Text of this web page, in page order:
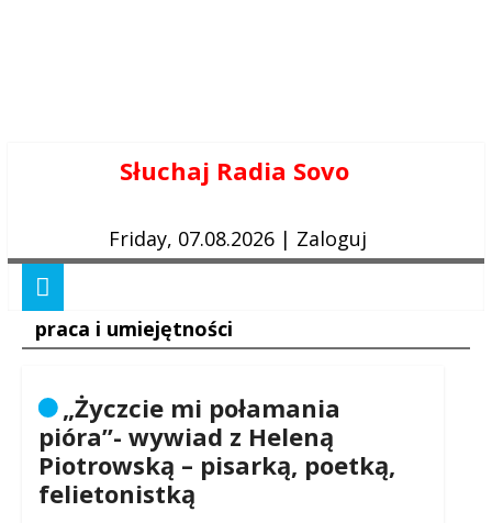
Słuchaj Radia Sovo
Friday, 07.08.2026 | Zaloguj
praca i umiejętności
„Życzcie mi połamania
pióra”- wywiad z Heleną
Piotrowską – pisarką, poetką,
felietonistką